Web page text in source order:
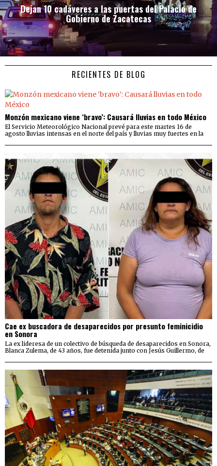
Dejan 10 cadáveres a las puertas del Palacio de
Gobierno de Zacatecas
RECIENTES DE BLOG
Monzón mexicano viene ‘bravo’: Causará lluvias en todo México
El Servicio Meteorológico Nacional prevé para este martes 16 de
agosto lluvias intensas en el norte del país y lluvias muy fuertes en la
Cae ex buscadora de desaparecidos por presunto feminicidio
en Sonora
La ex lideresa de un colectivo de búsqueda de desaparecidos en Sonora,
Blanca Zulema, de 43 años, fue detenida junto con Jesús Guillermo, de